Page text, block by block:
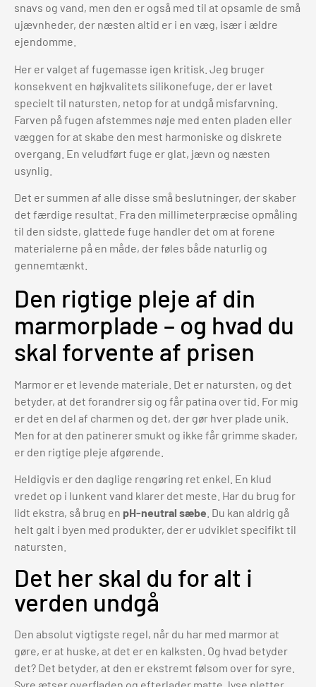
snavs og vand, men den er også med til at opsamle de små
ujævnheder, der næsten altid er i en væg, især i ældre
ejendomme.
Her er valget af fugemasse igen kritisk. Jeg bruger
konsekvent en højkvalitets silikonefuge, der er lavet
specielt til natursten, netop for at undgå misfarvning.
Farven på fugen afstemmes nøje med enten pladen eller
væggen for at skabe den mest harmoniske og diskrete
overgang. En veludført fuge er glat, jævn og næsten
usynlig.
Det er summen af alle disse små beslutninger, der skaber
det færdige resultat. Fra den millimeterpræcise opmåling
til den sidste, glattede fuge handler det om at forene
materialerne på en måde, der føles både naturlig og
gennemtænkt.
Den rigtige pleje af din
marmorplade – og hvad du
skal forvente af prisen
Marmor er et levende materiale. Det er natursten, og det
betyder, at det forandrer sig og får patina over tid. For mig
er det en del af charmen og det, der gør hver plade unik.
Men for at den patinerer smukt og ikke får grimme skader,
er den rigtige pleje afgørende.
Heldigvis er den daglige rengøring ret enkel. En klud
vredet op i lunkent vand klarer det meste. Har du brug for
lidt ekstra, så brug en pH-neutral sæbe . Du kan aldrig gå
helt galt i byen med produkter, der er udviklet specifikt til
natursten.
Det her skal du for alt i
verden undgå
Den absolut vigtigste regel, når du har med marmor at
gøre, er at huske, at det er en kalksten. Og hvad betyder
det? Det betyder, at den er ekstremt følsom over for syre.